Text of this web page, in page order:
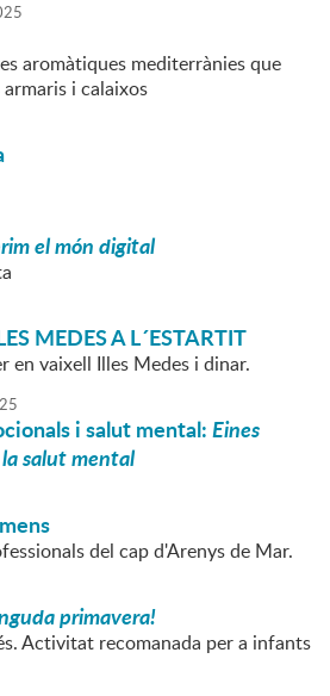
aromàtiques mediterrànies que
i calaixos
el món digital
MEDES A L´ESTARTIT
en vaixell Illes Medes i dinar.
i salut mental:Eines
salut mental
del cap d'Arenys de Mar.
primavera!
Activitat recomanada per a infants